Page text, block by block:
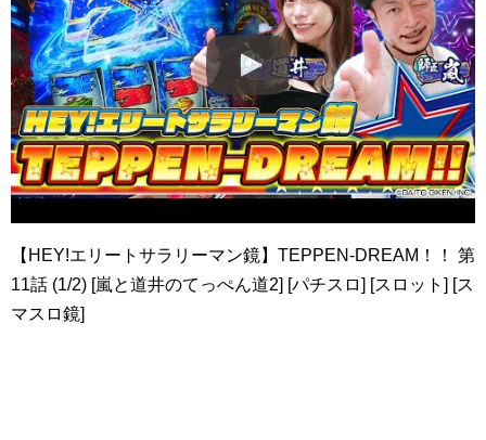
【HEY!エリートサラリーマン鏡】TEPPEN-DREAM！！ 第
11話 (1/2) [嵐と道井のてっぺん道2] [パチスロ] [スロット] [ス
マスロ鏡]